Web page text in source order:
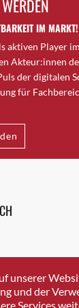
IM MARKT!
aktiven Player
Akteur:innen
der digitalen
für
unserer
und der
Services